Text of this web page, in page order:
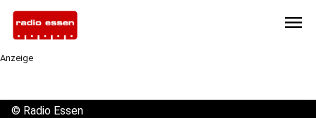
menu
Anzeige
© Radio Essen